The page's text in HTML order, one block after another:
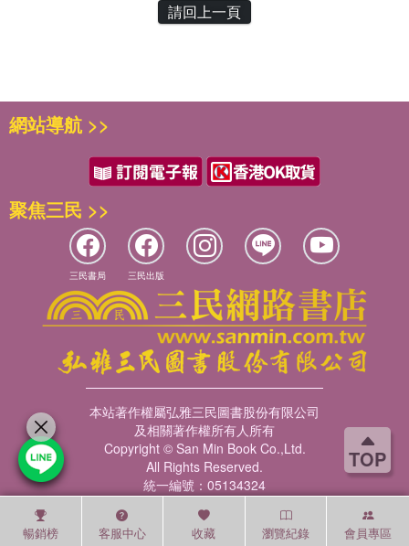
TOP
請回上一頁
暢銷榜 客服中心 收藏 瀏覽紀錄 會員專區
網站導航 >>
聚焦三民 >>
三民書局 三民出版
本站著作權屬弘雅三民圖書股份有限公司
及相關著作權所有人所有
Copyright © San Min Book Co.,Ltd.
All Rights Reserved.
統一編號：05134324